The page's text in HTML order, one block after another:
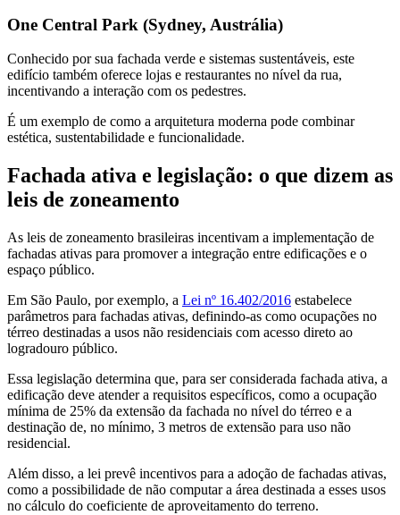
One Central Park (Sydney, Austrália)
Conhecido por sua fachada verde e sistemas sustentáveis, este
edifício também oferece lojas e restaurantes no nível da rua,
incentivando a interação com os pedestres.
É um exemplo de como a arquitetura moderna pode combinar
estética, sustentabilidade e funcionalidade.
Fachada ativa e legislação: o que dizem as
leis de zoneamento
As leis de zoneamento brasileiras incentivam a implementação de
fachadas ativas para promover a integração entre edificações e o
espaço público.
Em São Paulo, por exemplo, a Lei nº 16.402/2016 estabelece
parâmetros para fachadas ativas, definindo-as como ocupações no
térreo destinadas a usos não residenciais com acesso direto ao
logradouro público.
Essa legislação determina que, para ser considerada fachada ativa, a
edificação deve atender a requisitos específicos, como a ocupação
mínima de 25% da extensão da fachada no nível do térreo e a
destinação de, no mínimo, 3 metros de extensão para uso não
residencial.
Além disso, a lei prevê incentivos para a adoção de fachadas ativas,
como a possibilidade de não computar a área destinada a esses usos
no cálculo do coeficiente de aproveitamento do terreno.